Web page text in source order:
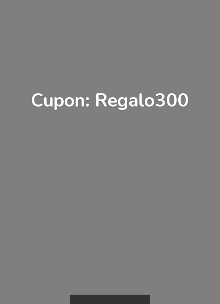
Cupon: Regalo300